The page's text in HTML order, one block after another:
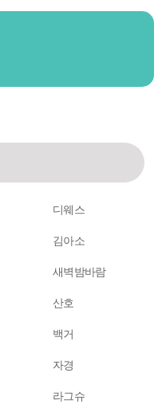
디웨스
김아소
새벽밤바람
산호
백거
자경
라그슈